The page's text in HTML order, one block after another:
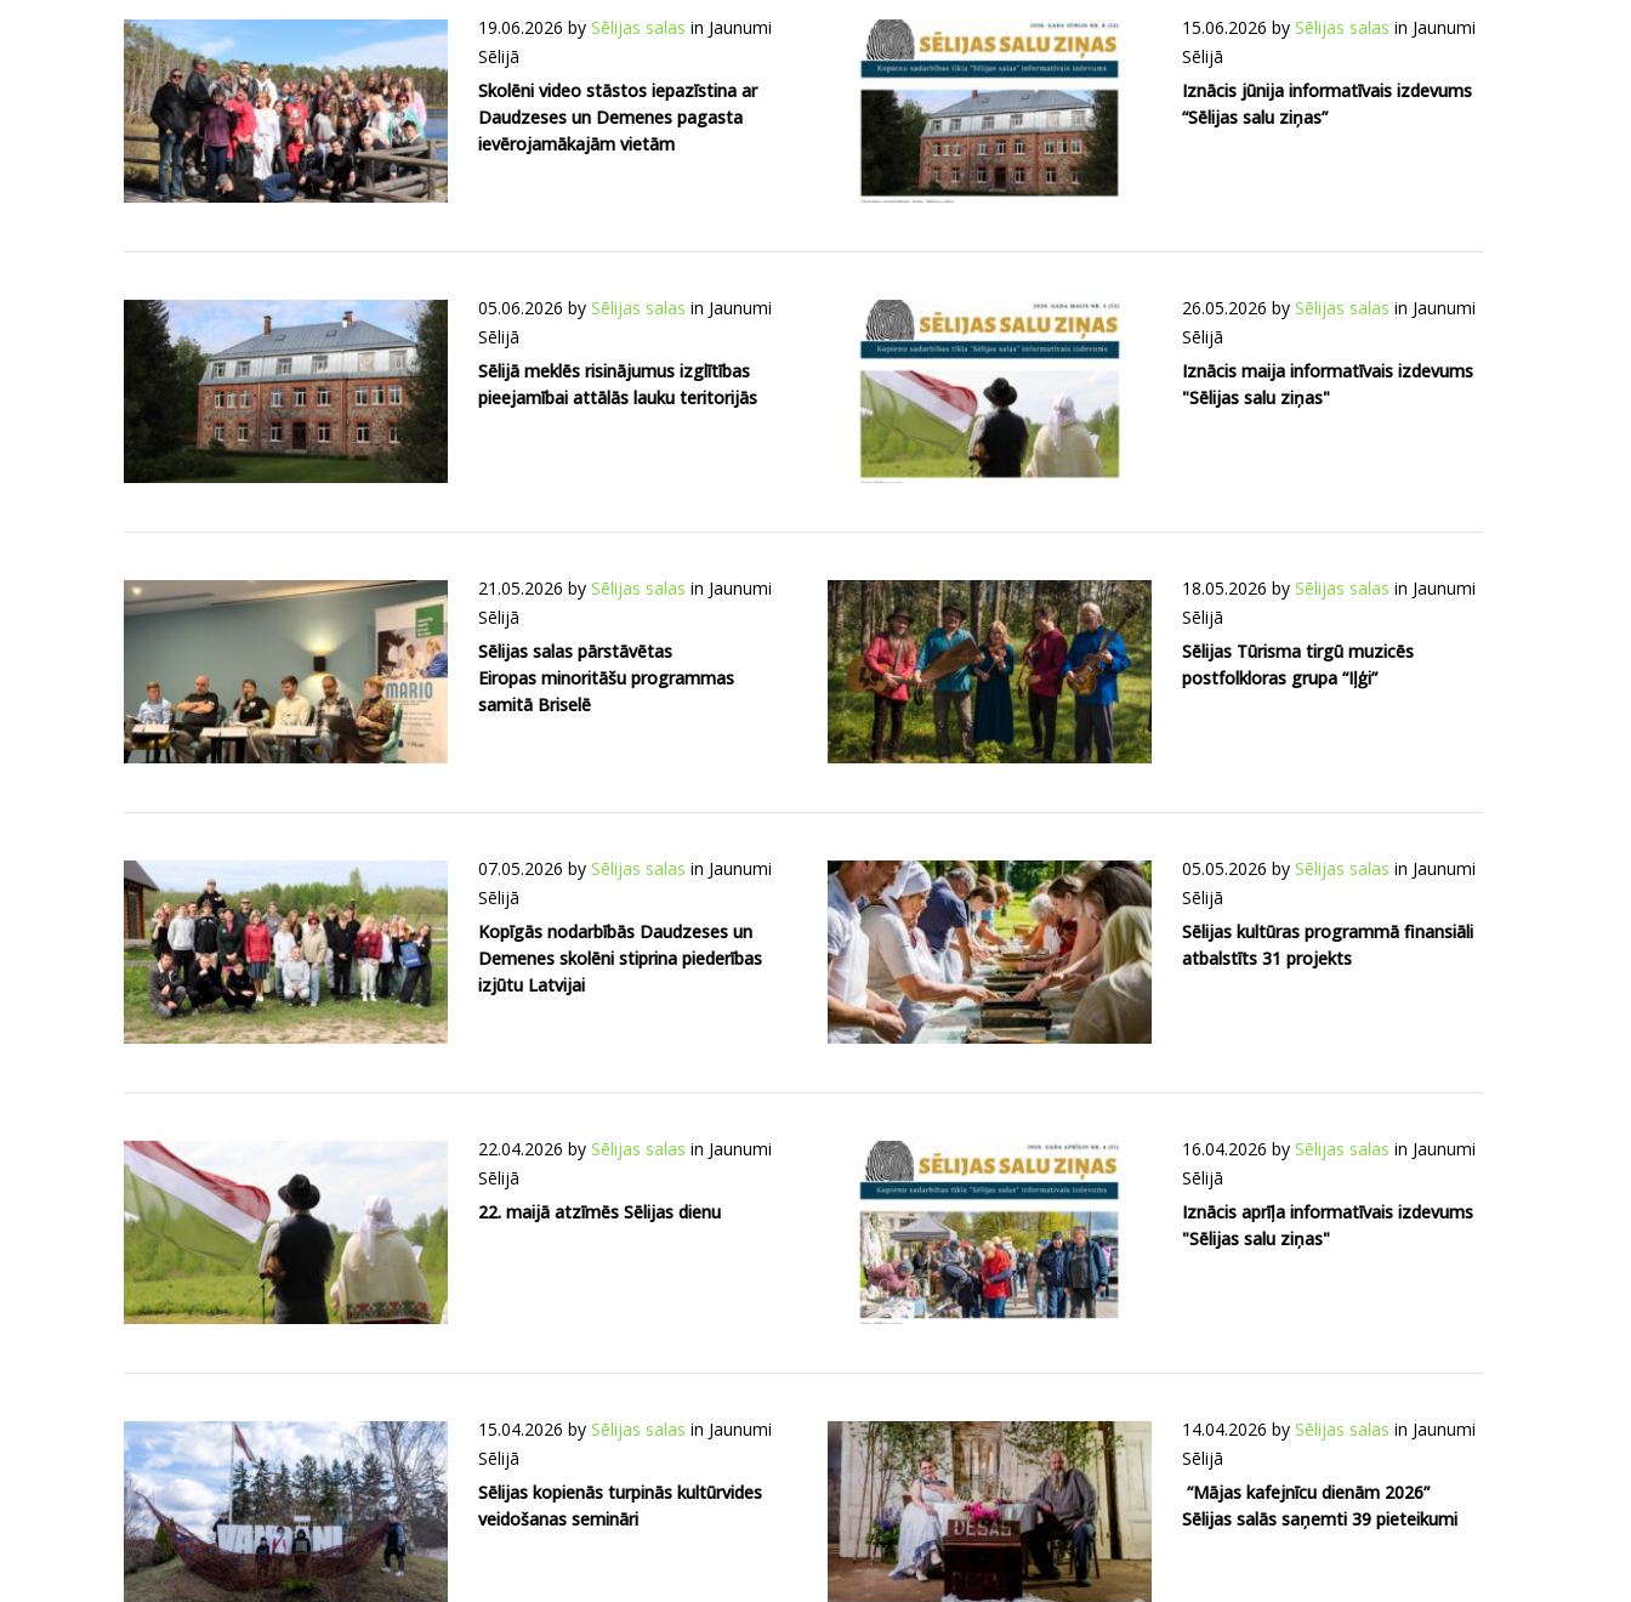
19.06.2026 by Sēlijas salas in Jaunumi
Sēlijā
Skolēni video stāstos iepazīstina ar
Daudzeses un Demenes pagasta
ievērojamākajām vietām
15.06.2026 by Sēlijas salas in Jaunumi
Sēlijā
Iznācis jūnija informatīvais izdevums
“Sēlijas salu ziņas”
05.06.2026 by Sēlijas salas in Jaunumi
Sēlijā
Sēlijā meklēs risinājumus izglītības
pieejamībai attālās lauku teritorijās
26.05.2026 by Sēlijas salas in Jaunumi
Sēlijā
Iznācis maija informatīvais izdevums
"Sēlijas salu ziņas"
21.05.2026 by Sēlijas salas in Jaunumi
Sēlijā
Sēlijas salas pārstāvētas
Eiropas minoritāšu programmas
samitā Briselē
18.05.2026 by Sēlijas salas in Jaunumi
Sēlijā
Sēlijas Tūrisma tirgū muzicēs
postfolkloras grupa “Iļģi”
07.05.2026 by Sēlijas salas in Jaunumi
Sēlijā
Kopīgās nodarbībās Daudzeses un
Demenes skolēni stiprina piederības
izjūtu Latvijai
05.05.2026 by Sēlijas salas in Jaunumi
Sēlijā
Sēlijas kultūras programmā finansiāli
atbalstīts 31 projekts
22.04.2026 by Sēlijas salas in Jaunumi
Sēlijā
22. maijā atzīmēs Sēlijas dienu
16.04.2026 by Sēlijas salas in Jaunumi
Sēlijā
Iznācis aprīļa informatīvais izdevums
"Sēlijas salu ziņas"
15.04.2026 by Sēlijas salas in Jaunumi
Sēlijā
Sēlijas kopienās turpinās kultūrvides
veidošanas semināri
14.04.2026 by Sēlijas salas in Jaunumi
Sēlijā
“Mājas kafejnīcu dienām 2026”
Sēlijas salās saņemti 39 pieteikumi